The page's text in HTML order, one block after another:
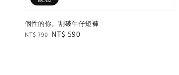
個性的你。割破牛仔短褲
Regular
NT$ 790 Sale
NT$ 590